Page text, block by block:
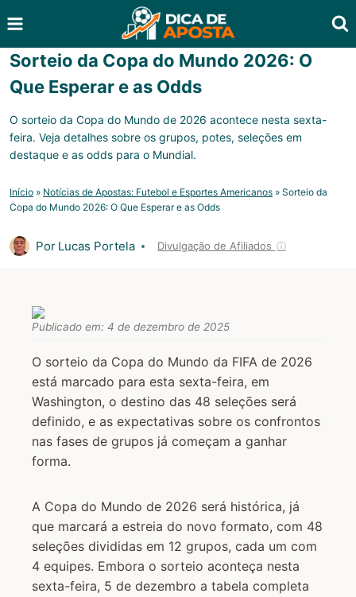
para
o
Conteúdo
Sorteio da Copa do Mundo 2026: O
Que Esperar e as Odds
O sorteio da Copa do Mundo de 2026 acontece nesta sexta-
feira. Veja detalhes sobre os grupos, potes, seleções em
destaque e as odds para o Mundial.
Início » Notícias de Apostas: Futebol e Esportes Americanos » Sorteio da
Copa do Mundo 2026: O Que Esperar e as Odds
Por Lucas Portela Divulgação de Afiliados ⓘ
Publicado em: 4 de dezembro de 2025
O sorteio da Copa do Mundo da FIFA de 2026
está marcado para esta sexta-feira, em
Washington, o destino das 48 seleções será
definido, e as expectativas sobre os confrontos
nas fases de grupos já começam a ganhar
forma.
A Copa do Mundo de 2026 será histórica, já
que marcará a estreia do novo formato, com 48
seleções divididas em 12 grupos, cada um com
4 equipes. Embora o sorteio aconteça nesta
sexta-feira, 5 de dezembro a tabela completa